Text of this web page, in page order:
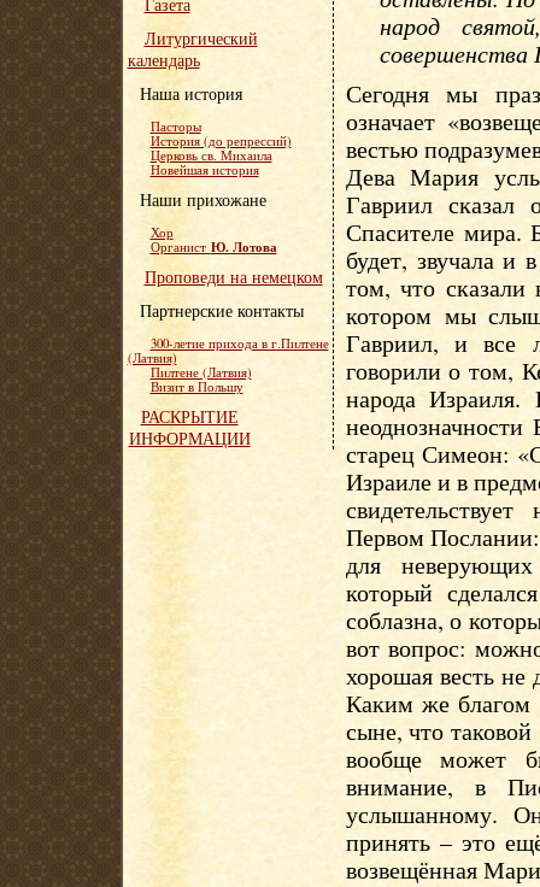
народ
совершенства
Сегодня мы
означает
вестью
Дева Мария
Гавриил сказал
Спасителе мира.
будет, звучала и
том, что
котором мы
Гавриил, и все
говорили о том,
народа Израиля.
старец Симеон:
Израиле и в
Первом
для
который
соблазна, о
вот вопрос:
хорошая весть не
Каким же благом
сыне, что
вообще может
внимание, в
услышанному.
принять – это
возвещённая
Литургический
календарь
Наша история
Пасторы
История (до репрессий)
Церковь св. Михаила
Новейшая история
Наши прихожане
Хор
Органист Ю. Лотова
Проповеди на немецком
Партнерские контакты
300-летие прихода в г.Пилтене
(Латвия)
Пилтене (Латвия)
Визит в Польшу
РАСКРЫТИЕ
ИНФОРМАЦИИ